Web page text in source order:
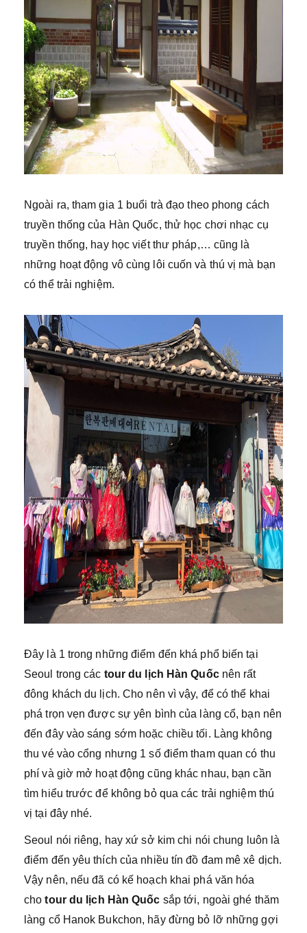
Ngoài ra, tham gia 1 buổi trà đạo theo phong cách
truyền thống của Hàn Quốc, thử học chơi nhạc cụ
truyền thống, hay học viết thư pháp,… cũng là
những hoạt động vô cùng lôi cuốn và thú vị mà bạn
có thể trải nghiệm.
Đây là 1 trong những điểm đến khá phổ biến tại
Seoul trong các tour du lịch Hàn Quốcnên rất
đông khách du lịch. Cho nên vì vậy, để có thể khai
phá trọn vẹn được sự yên bình của làng cổ, bạn nên
đến đây vào sáng sớm hoặc chiều tối. Làng không
thu vé vào cổng nhưng 1 số điểm tham quan có thu
phí và giờ mở hoạt động cũng khác nhau, bạn cần
tìm hiểu trước để không bỏ qua các trải nghiệm thú
vị tại đây nhé.
Seoul nói riêng, hay xứ sở kim chi nói chung luôn là
điểm đến yêu thích của nhiều tín đồ đam mê xê dịch.
Vậy nên, nếu đã có kế hoạch khai phá văn hóa
chotour du lịch Hàn Quốc sắp tới, ngoài ghé thăm
làng cổ Hanok Bukchon, hãy đừng bỏ lỡ những gợi